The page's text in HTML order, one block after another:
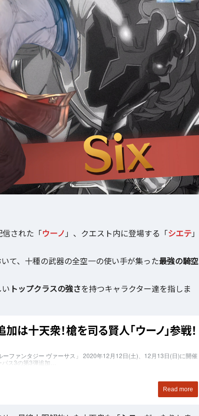
信された「ウーノ 」、クエスト内に登場する「シエテ」
て、十種の武器の全空一の使い手が集った最強の騎空
トップクラスの強さを持つキャラクター達を指しま